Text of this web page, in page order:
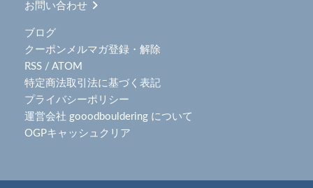
お問い合わせ
ブログ
クーポンメルマガ登録・解除
RSS / ATOM
特定商法取引法に基づく表記
プライバシーポリシー
運営会社 gooodbouldering について
OGPキャッシュクリア